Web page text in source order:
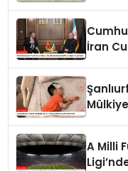
İran
A Milli